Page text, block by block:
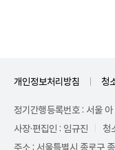
개인정보처리방침 청
정기간행등록번호 : 서울
사장·편집인 : 임규진
청
주소 : 서울특별시 종로구